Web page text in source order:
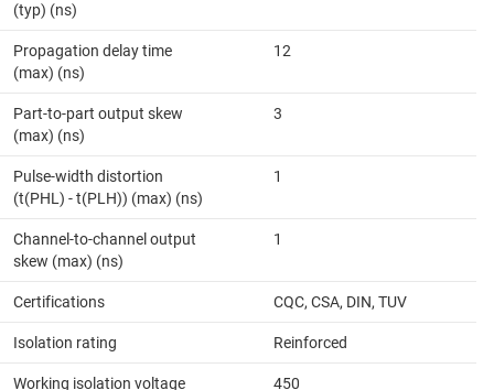
(typ) (ns)
Propagation delay time
(max) (ns)
12
Part-to-part output skew
(max) (ns)
3
Pulse-width distortion
(t(PHL) - t(PLH)) (max) (ns)
1
Channel-to-channel output
skew (max) (ns)
1
Certifications CQC, CSA, DIN, TUV
Isolation rating Reinforced
Working isolation voltage
450